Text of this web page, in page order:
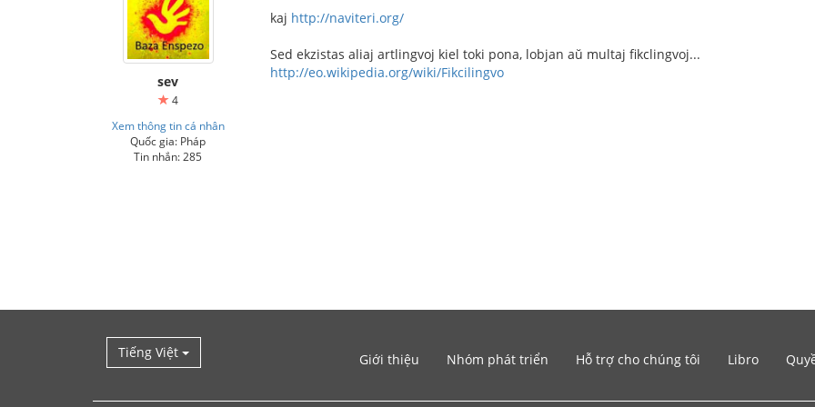
sev
4
Xem thông tin cá nhân
Quốc gia: Pháp
Tin nhắn: 285
kaj http://naviteri.org/
Sed ekzistas aliaj artlingvoj kiel toki pona, lobjan aŭ multaj fikclingvoj...
http://eo.wikipedia.org/wiki/Fikcilingvo
Tiếng Việt Giới thiệu Nhóm phát triển Hỗ trợ cho chúng tôi Libro